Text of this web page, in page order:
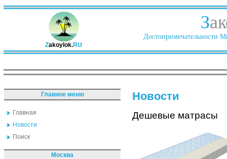
Zakoylok.RU
З
Достопримечательности
Главное меню
Главная
Новости
Поиск
Москва
Новости
Дешевые матрасы